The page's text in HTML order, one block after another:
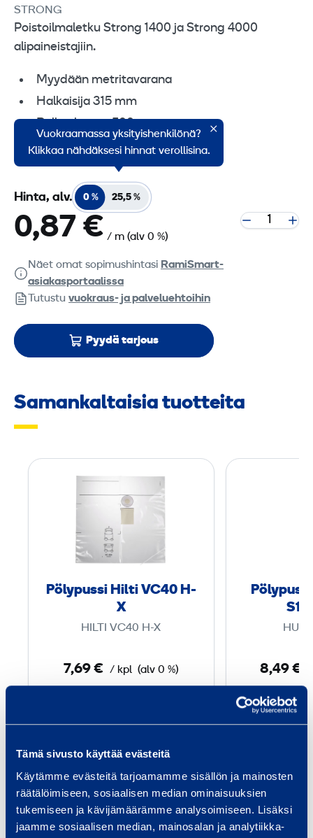
Tämä sivusto käyttää evästeitä
Käytämme evästeitä tarjoamamme sisällön ja mainosten
räätälöimiseen, sosiaalisen median ominaisuuksien
tukemiseen ja kävijämäärämme analysoimiseen. Lisäksi
jaamme sosiaalisen median, mainosalan ja analytiikka-
STRONG
Poistoilmaletku Strong 1400 ja Strong 4000
alipaineistajiin.
Myydään metritavarana
Halkaisija 315 mm
Muovin paksuus 0,15 mm
Vuokraamassa yksityishenkilönä?
Klikkaa nähdäksesi hinnat verollisina.
Hinta, alv. 0 % 25,5 %
0,87 € / m (alv 0 %)
Näet omat sopimushintasi RamiSmart-
asiakasportaalissa
Tutustu vuokraus- ja palveluehtoihin
Pyydä tarjous
Samankaltaisia tuotteita
l
y
p
u
s
s
l
C
4
0
H
Pölypussi Hilti VC40 H-
X
HILTI VC40 H-X
7,69 € / kpl (alv 0 %)
S11
8,49 €
Palvelut